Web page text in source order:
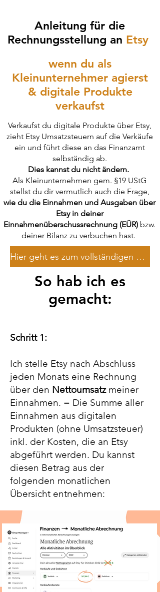
Anleitung für die
Rechnungsstellung an Etsy
wenn du als
Kleinunternehmer agierst
& digitale Produkte
verkaufst
Verkaufst du digitale Produkte über Etsy,
zieht Etsy Umsatzsteuern auf die Verkäufe
ein und führt diese an das Finanzamt
selbständig ab.
Dies kannst du nicht ändern.
Als Kleinunternehmen gem. §19 UStG
stellst du dir vermutlich auch die Frage,
wie du die Einnahmen und Ausgaben über
Etsy in deiner
Einnahmenüberschussrechnung (EÜR) bzw.
deiner Bilanz zu verbuchen hast.
Hier geht es zum vollständigen Beitrag
So hab ich es
gemacht:
Schritt 1:
Ich stelle Etsy nach Abschluss
jeden Monats eine Rechnung
über den Nettoumsatzmeiner
Einnahmen. = Die Summe aller
Einnahmen aus digitalen
Produkten (ohne Umsatzsteuer)
inkl. der Kosten, die an Etsy
abgeführt werden. Du kannst
diesen Betrag aus der
folgenden monatlichen
Übersicht entnehmen: